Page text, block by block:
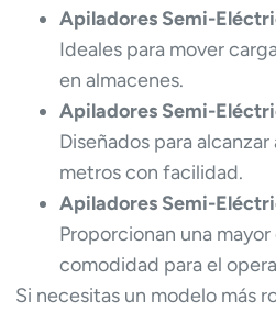
Apiladores Semi-
Ideales para mover
en almacenes.
Apiladores Semi-
Diseñados para
metros con facilidad.
Apiladores Semi-
Proporcionan una
comodidad para el
Si necesitas un modelo más